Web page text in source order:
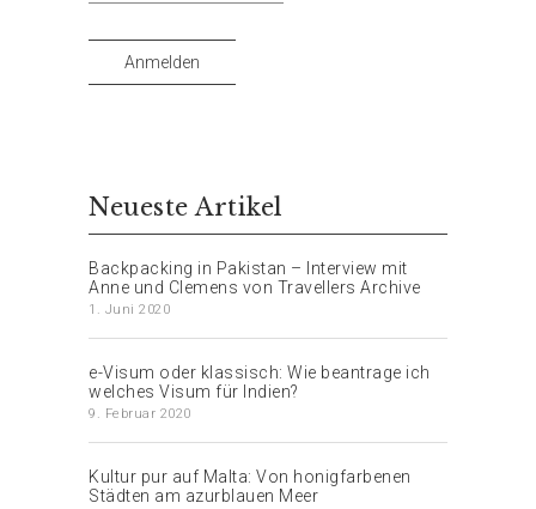
Adresse
Anmelden
Neueste Artikel
Backpacking in Pakistan – Interview mit
Anne und Clemens von Travellers Archive
1. Juni 2020
e-Visum oder klassisch: Wie beantrage ich
welches Visum für Indien?
9. Februar 2020
Kultur pur auf Malta: Von honigfarbenen
Städten am azurblauen Meer